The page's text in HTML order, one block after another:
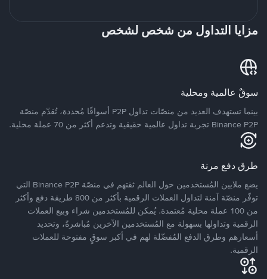
مزايا التداول من شخص لشخص
سوقٌ عالمية ومحلية
بينما تستهدف العديد من منصّات تداول P2P أسواقًا مُحددة، تُقدّم منصّة
Binance P2P تجربة تداول عالمية حقيقية وتدعم أكثر من 70 عملة محلية.
طرق دفع مرنة
يضع ملايين المُستخدمين حول العالم ثقتهم في منصّة Binance P2P التي
توفّر منصّة آمنة لتداول العملات الرقمية بأكثر من 800 طريقة دفع وأكثر
من 100 عملة محلية مُعتمدة. يُمكن للمُستخدمين شراء وبيع العملات
الرقمية وتداولها بسهولة مع المُستخدمين الآخرين مُباشرةً، وتحديد
أسعارهم وطرق الدفع المُفضّلة لهم في أكبر سوقٍ مفتوحة للعملات
الرقمية.